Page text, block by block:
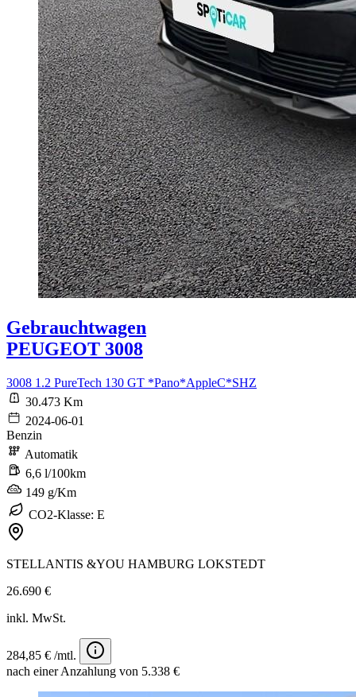
Gebrauchtwagen
PEUGEOT 3008
3008 1.2 PureTech 130 GT *Pano*AppleC*SHZ
30.473 Km
2024-06-01
Benzin
Automatik
6,6 l/100km
149 g/Km
CO2-Klasse: E
STELLANTIS &YOU HAMBURG LOKSTEDT
26.690 €
inkl. MwSt.
284,85 € /mtl.
nach einer Anzahlung von 5.338 €